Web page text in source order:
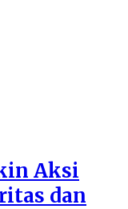
Aksi
dan